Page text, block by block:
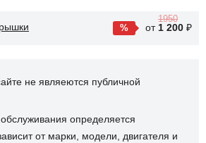
от
1950
1 200 ₽
не являеются публичной
определяется
от марки, модели, двигателя и